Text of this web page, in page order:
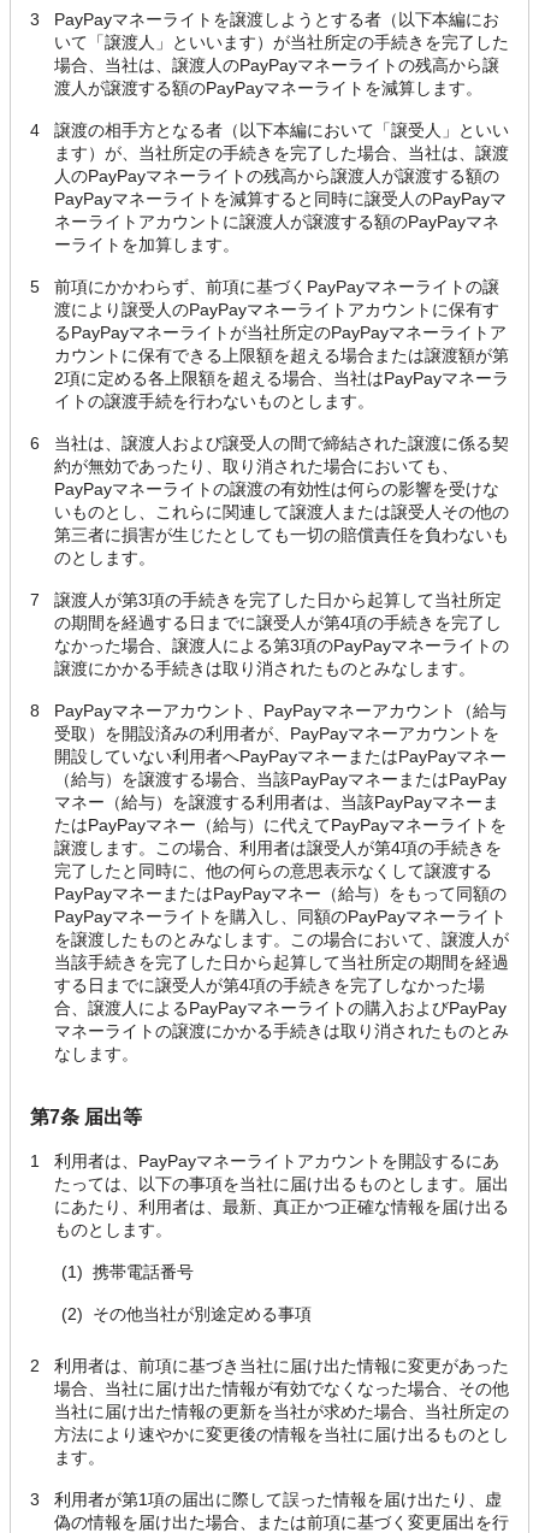
3
PayPayマネーライトを譲渡しようとする者（以下本編にお
いて「譲渡人」といいます）が当社所定の手続きを完了した
場合、当社は、譲渡人のPayPayマネーライトの残高から譲
渡人が譲渡する額のPayPayマネーライトを減算します。
4
譲渡の相手方となる者（以下本編において「譲受人」といい
ます）が、当社所定の手続きを完了した場合、当社は、譲渡
人のPayPayマネーライトの残高から譲渡人が譲渡する額の
PayPayマネーライトを減算すると同時に譲受人のPayPayマ
ネーライトアカウントに譲渡人が譲渡する額のPayPayマネ
ーライトを加算します。
5
前項にかかわらず、前項に基づくPayPayマネーライトの譲
渡により譲受人のPayPayマネーライトアカウントに保有す
るPayPayマネーライトが当社所定のPayPayマネーライトア
カウントに保有できる上限額を超える場合または譲渡額が第
2項に定める各上限額を超える場合、当社はPayPayマネーラ
イトの譲渡手続を行わないものとします。
6
当社は、譲渡人および譲受人の間で締結された譲渡に係る契
約が無効であったり、取り消された場合においても、
PayPayマネーライトの譲渡の有効性は何らの影響を受けな
いものとし、これらに関連して譲渡人または譲受人その他の
第三者に損害が生じたとしても一切の賠償責任を負わないも
のとします。
7
譲渡人が第3項の手続きを完了した日から起算して当社所定
の期間を経過する日までに譲受人が第4項の手続きを完了し
なかった場合、譲渡人による第3項のPayPayマネーライトの
譲渡にかかる手続きは取り消されたものとみなします。
8
PayPayマネーアカウント、PayPayマネーアカウント（給与
受取）を開設済みの利用者が、PayPayマネーアカウントを
開設していない利用者へPayPayマネーまたはPayPayマネー
（給与）を譲渡する場合、当該PayPayマネーまたはPayPay
マネー（給与）を譲渡する利用者は、当該PayPayマネーま
たはPayPayマネー（給与）に代えてPayPayマネーライトを
譲渡します。この場合、利用者は譲受人が第4項の手続きを
完了したと同時に、他の何らの意思表示なくして譲渡する
PayPayマネーまたはPayPayマネー（給与）をもって同額の
PayPayマネーライトを購入し、同額のPayPayマネーライト
を譲渡したものとみなします。この場合において、譲渡人が
当該手続きを完了した日から起算して当社所定の期間を経過
する日までに譲受人が第4項の手続きを完了しなかった場
合、譲渡人によるPayPayマネーライトの購入およびPayPay
マネーライトの譲渡にかかる手続きは取り消されたものとみ
なします。
第7条 届出等
1
利用者は、PayPayマネーライトアカウントを開設するにあ
たっては、以下の事項を当社に届け出るものとします。届出
にあたり、利用者は、最新、真正かつ正確な情報を届け出る
ものとします。
(1) 携帯電話番号
(2) その他当社が別途定める事項
2
利用者は、前項に基づき当社に届け出た情報に変更があった
場合、当社に届け出た情報が有効でなくなった場合、その他
当社に届け出た情報の更新を当社が求めた場合、当社所定の
方法により速やかに変更後の情報を当社に届け出るものとし
ます。
3
利用者が第1項の届出に際して誤った情報を届け出たり、虚
偽の情報を届け出た場合、または前項に基づく変更届出を行